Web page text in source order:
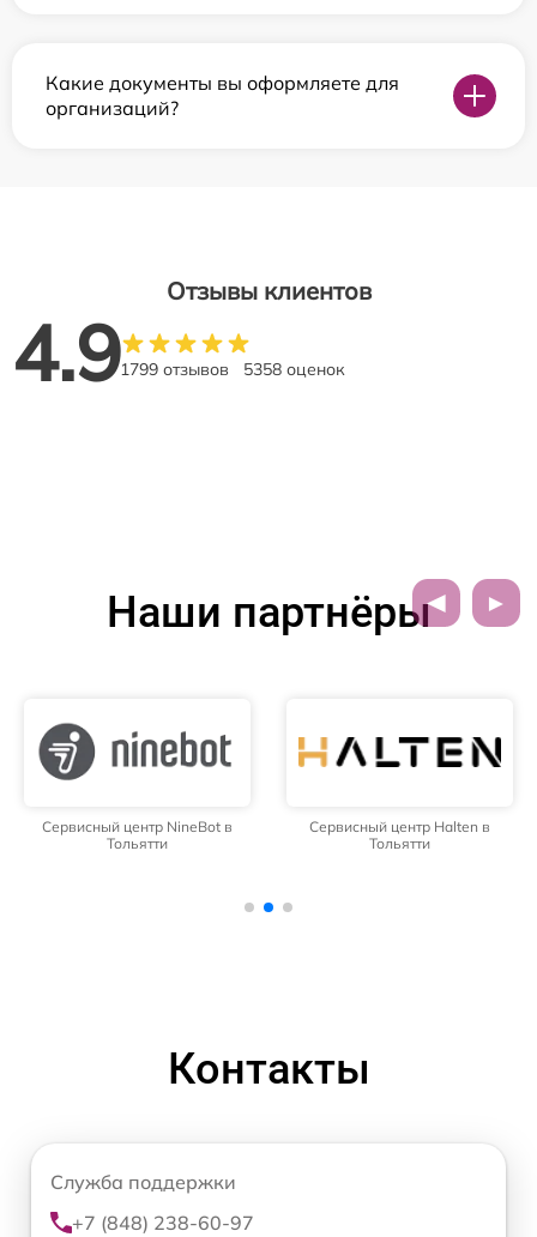
Какие документы вы оформляете для
организаций?
Отзывы клиентов
4.91799 отзывов 5358 оценок
Наши партнёры
Сервисный центр NineBot в
Тольятти
Сервисный центр Halten в
Тольятти
Контакты
Служба поддержки
+7 (848) 238-60-97